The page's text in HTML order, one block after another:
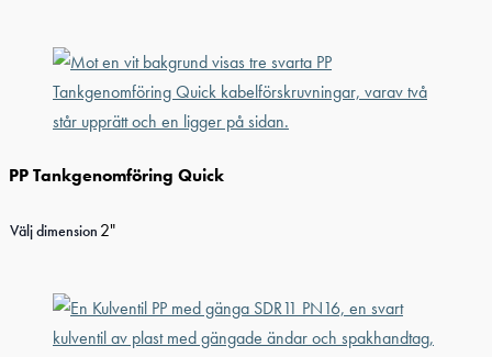
PP Tankgenomföring Quick
Välj dimension 2"